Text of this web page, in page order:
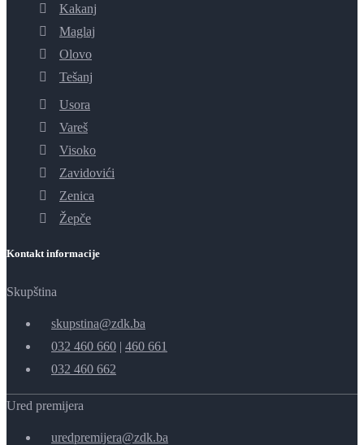
Kakanj
Maglaj
Olovo
Tešanj
Usora
Vareš
Visoko
Zavidovići
Zenica
Žepče
Kontakt informacije
Skupština
skupstina@zdk.ba
032 460 660 | 460 661
032 460 662
Ured premijera
uredpremijera@zdk.ba